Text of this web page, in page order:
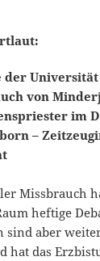
der
von
im
–
Missbrauch
heftige
sind aber
hat das